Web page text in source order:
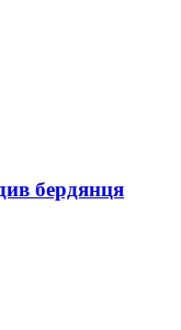
бердянця